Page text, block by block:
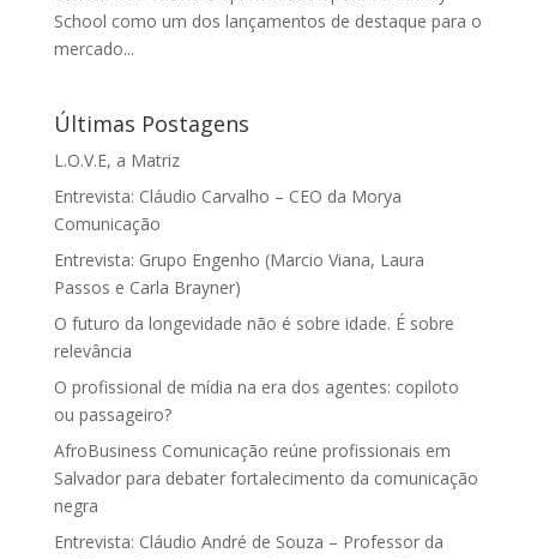
School como um dos lançamentos de destaque para o
mercado...
Últimas Postagens
L.O.V.E, a Matriz
Entrevista: Cláudio Carvalho – CEO da Morya
Comunicação
Entrevista: Grupo Engenho (Marcio Viana, Laura
Passos e Carla Brayner)
O futuro da longevidade não é sobre idade. É sobre
relevância
O profissional de mídia na era dos agentes: copiloto
ou passageiro?
AfroBusiness Comunicação reúne profissionais em
Salvador para debater fortalecimento da comunicação
negra
Entrevista: Cláudio André de Souza – Professor da